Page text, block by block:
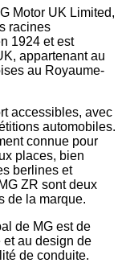
Motor UK Limited,
racines
1924 et est
appartenant au
au Royaume-
accessibles, avec
automobiles.
connue pour
places, bien
berlines et
ZR sont deux
de la marque.
de MG est de
au design de
de conduite.